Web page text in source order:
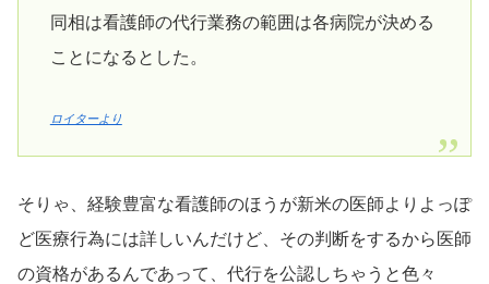
同相は看護師の代行業務の範囲は各病院が決める
ことになるとした。
ロイターより
そりゃ、経験豊富な看護師のほうが新米の医師よりよっぽ
ど医療行為には詳しいんだけど、その判断をするから医師
の資格があるんであって、代行を公認しちゃうと色々